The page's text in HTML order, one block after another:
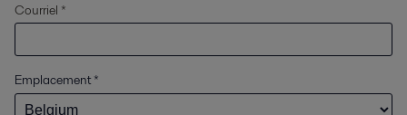
Courriel *
Emplacement*